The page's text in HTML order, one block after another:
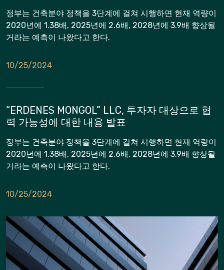
정부는 건축분야 정책을 3단계에 걸쳐 시행하면 현재 역량이
2020년에 1.38배, 2025년에 2.6배, 2028년에 3.9배 향상될
거라는 예측이 나왔다고 한다.
10/25/2024
“ERDENES MONGOL” LLC, 투자자 대상으로 협
력 가능성에 대한 내용 발표
정부는 건축분야 정책을 3단계에 걸쳐 시행하면 현재 역량이
2020년에 1.38배, 2025년에 2.6배, 2028년에 3.9배 향상될
거라는 예측이 나왔다고 한다.
10/25/2024